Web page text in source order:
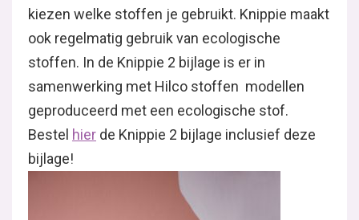
kiezen welke stoffen je gebruikt. Knippie maakt
ook regelmatig gebruik van ecologische
stoffen. In de Knippie 2 bijlage is er in
samenwerking met Hilco stoffen modellen
geproduceerd met een ecologische stof.
Bestel hier de Knippie 2 bijlage inclusief deze
bijlage!